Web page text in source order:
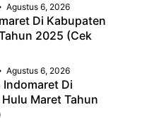
Agustus 6, 2026
Di Kabupaten
2025 (Cek
Agustus 6, 2026
Indomaret Di
Maret Tahun